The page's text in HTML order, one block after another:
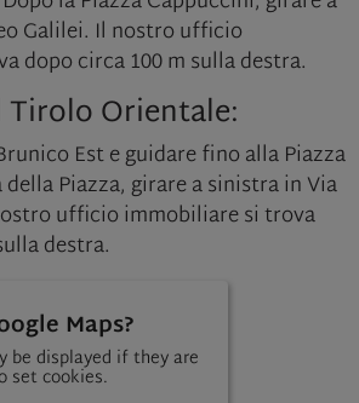
Galilei. Il nostro ufficio
dopo circa 100 m sulla destra.
Orientale:
Est e guidare fino alla Piazza
Piazza, girare a sinistra in Via
ufficio immobiliare si trova
destra.
Maps?
be displayed if they are
set cookies.